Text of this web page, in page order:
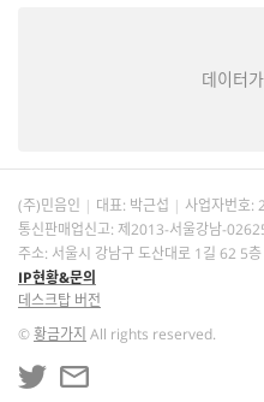
데이터
(주)민음인 대표: 박근섭 사업자번호:
통신판매업신고: 제2013-서울강남-
주소: 서울시 강남구 도산대로 1길 62 5층
IP현황&문의
데스크탑 버전
©황금가지 All rights reserved.